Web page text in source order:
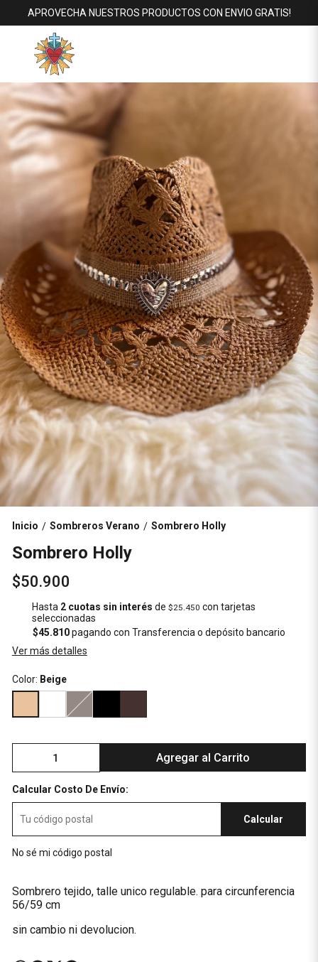
APROVECHA NUESTROS PRODUCTOS CON ENVIO GRATIS!
Inicio / Sombreros Verano / Sombrero Holly
Sombrero Holly
$50.900
Hasta 2 cuotas sin interés de $25.450 con tarjetas
seleccionadas
$45.810pagando con Transferencia o depósito bancario
Ver más detalles
Color: Beige
Agregar al Carrito
Calcular Costo De Envío:
Calcular
No sé mi código postal
Sombrero tejido, talle unico regulable. para circunferencia
56/59 cm
sin cambio ni devolucion.